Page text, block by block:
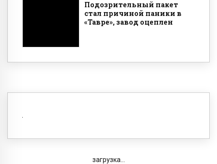
Подозрительный пакет
стал причиной паники в
«Тавре», завод оцеплен
загрузка...